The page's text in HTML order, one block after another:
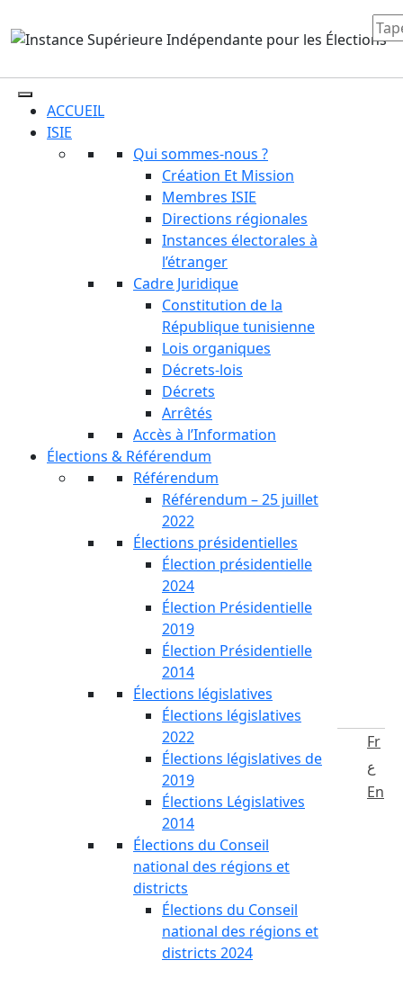
ACCUEIL
ISIE
Qui sommes-nous ?
Création Et Mission
Membres ISIE
Directions régionales
Instances électorales à
l’étranger
Cadre Juridique
Constitution de la
République tunisienne
Lois organiques
Décrets-lois
Décrets
Arrêtés
Accès à l’Information
Élections & Référendum
Référendum
Référendum – 25 juillet
2022
Élections présidentielles
Élection présidentielle
2024
Élection Présidentielle
2019
Élection Présidentielle
2014
Élections législatives
Élections législatives
2022
Élections législatives de
2019
Élections Législatives
2014
Élections du Conseil
national des régions et
districts
Élections du Conseil
national des régions et
districts 2024
Fr
ع
En